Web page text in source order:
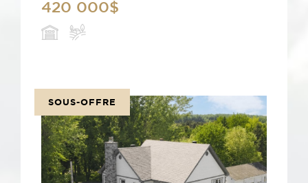
420 000$
SOUS-OFFRE